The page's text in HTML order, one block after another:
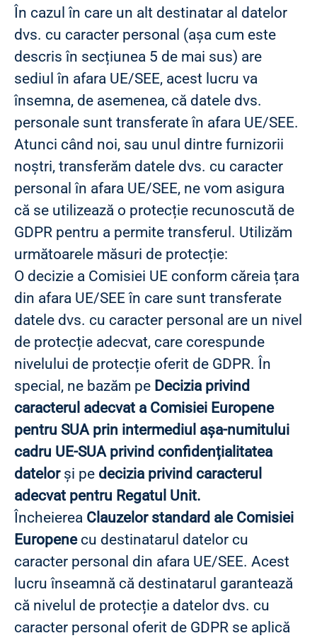
În cazul în care un alt destinatar al datelor
dvs. cu caracter personal (așa cum este
descris în secțiunea 5 de mai sus) are
sediul în afara UE/SEE, acest lucru va
însemna, de asemenea, că datele dvs.
personale sunt transferate în afara UE/SEE.
Atunci când noi, sau unul dintre furnizorii
noștri, transferăm datele dvs. cu caracter
personal în afara UE/SEE, ne vom asigura
că se utilizează o protecție recunoscută de
GDPR pentru a permite transferul. Utilizăm
următoarele măsuri de protecție:
O decizie a Comisiei UE conform căreia țara
din afara UE/SEE în care sunt transferate
datele dvs. cu caracter personal are un nivel
de protecție adecvat, care corespunde
nivelului de protecție oferit de GDPR. În
special, ne bazăm pe Decizia privind
caracterul adecvat a Comisiei Europene
pentru SUA prin intermediul așa-numitului
cadru UE-SUA privind confidențialitatea
datelorși pe decizia privind caracterul
adecvat pentru Regatul Unit.
Încheierea Clauzelor standard ale Comisiei
Europenecu destinatarul datelor cu
caracter personal din afara UE/SEE. Acest
lucru înseamnă că destinatarul garantează
că nivelul de protecție a datelor dvs. cu
caracter personal oferit de GDPR se aplică